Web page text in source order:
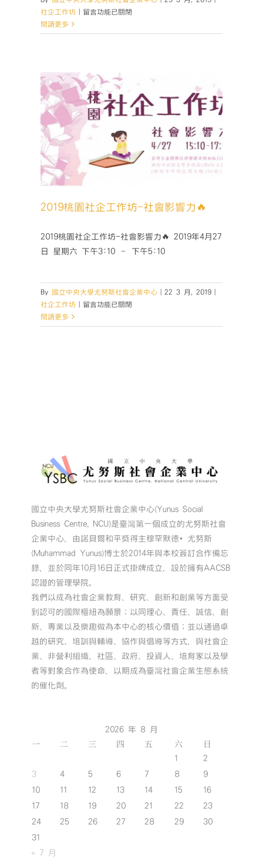
社企工作坊
在
桃
企
工
作
坊-
社
概
留言功能已關閉
閱讀更多
2019桃園社企工作坊-社會影響力🔥
2019桃園社企工作坊-社會影響力🔥 2019年4月27
日 星期六 下午3:10 – 下午5:10
By 國立中央大學尤努斯社會企業中心 22 3 月, 2019
社企工作坊
在
桃
🔥〉
留言功能已關閉
閱讀更多
國立中央大學尤努斯社會企業中心(Yunus Social
Business Centre, NCU)是臺灣第一個成立的尤努斯社會
企業中心，由諾貝爾和平獎得主穆罕默德•尤努斯
(Muhammad Yunus)博士於2014年與本校簽訂合作備忘
錄，並於同年10月16日正式掛牌成立，設於擁有AACSB
認證的管理學院。
我們以成為社會企業教育、研究、創新和創業等方面受
到認可的國際樞紐為願景；以同理心、責任、誠信、創
新、專業以及樂趣做為本中心的核心價值；並以通過卓
越的研究、培訓與輔導、協作與倡導等方式，與社會企
業、非營利組織、社區、政府、投資人、培育家以及學
者等對象合作為使命，以期成為臺灣社會企業生態系統
的催化劑。
2026 年 8 月
一 二 三 四 五 六 日
1
2
3
4 5 6 7 8
9
10
11 12 13 14 15
16
17
18 19 20 21 22
23
24
25 26 27 28 29
30
31
« 7 月